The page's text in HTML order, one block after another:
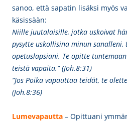
sanoo, että sapatin lisäksi myös
käsissään:
Niille juutalaisille, jotka uskoivat
pysytte uskollisina minun
opetuslapsiani. Te opitte
teistä vapaita.” (Joh.8:31)
”Jos Poika vapauttaa teidät, te
(Joh.8:36)
Lumevapautta – Opittuani